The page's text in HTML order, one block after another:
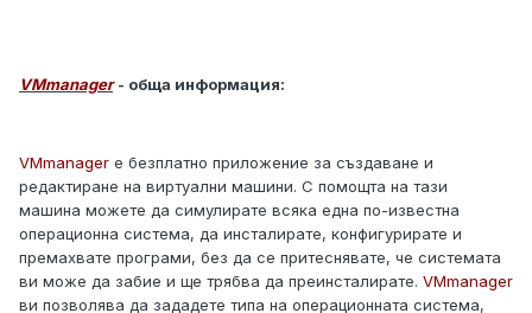
VMmanager - обща информация:
VMmanager е безплатно приложение за създаване и
редактиране на виртуални машини. С помощта на тази
машина можете да симулирате всяка една по-известна
операционна система, да инсталирате, конфигурирате и
премахвате програми, без да се притеснявате, че системата
ви може да забие и ще трябва да преинсталирате. VMmanager
ви позволява да зададете типа на операционната система,